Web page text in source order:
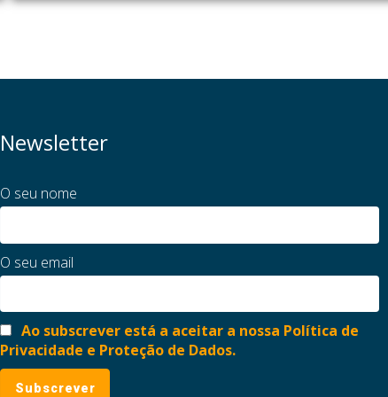
Newsletter
O seu nome
O seu email
Ao subscrever está a aceitar a nossa Política de
Privacidade e Proteção de Dados.